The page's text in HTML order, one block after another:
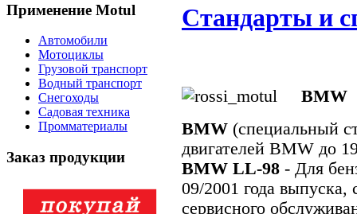
Применение Motul
Автомобили
Мотоциклы
Грузовой транспорт
Водный транспорт
Снегоходы
Садовая техника
Промматериалы
Заказ продукции
Стандарты и
BMW
BMW (специальный
двигателей BMW до
BMW LL-98 - Для
09/2001 года
сервисного